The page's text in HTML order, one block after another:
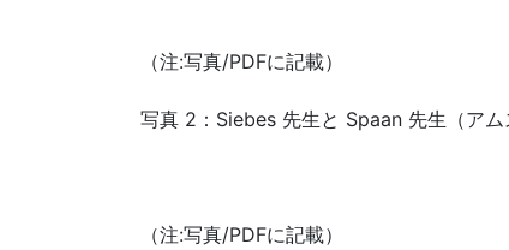
（注:写真/PDFに記載）
写真 2：Siebes 先生と Spaan 先生（ア
（注:写真/PDFに記載）